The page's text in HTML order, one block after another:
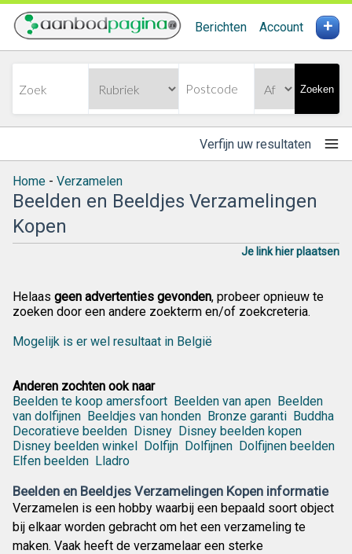
Berichten Account +
Zoeken
Verfijn uw resultaten
Home - Verzamelen
Beelden en Beeldjes Verzamelingen
Kopen
Je link hier plaatsen
Helaas geen advertenties gevonden, probeer opnieuw te
zoeken door een andere zoekterm en/of zoekcreteria.
Mogelijk is er wel resultaat in België
Anderen zochten ook naar
Beelden te koop amersfoort Beelden van apen Beelden
van dolfijnen Beeldjes van honden Bronze garanti Buddha
Decoratieve beelden Disney Disney beelden kopen
Disney beelden winkel Dolfijn Dolfijnen Dolfijnen beelden
Elfen beelden Lladro
Beelden en Beeldjes Verzamelingen Kopen informatie
Verzamelen is een hobby waarbij een bepaald soort object
bij elkaar worden gebracht om het een verzameling te
maken. Vaak heeft de verzamelaar een sterke